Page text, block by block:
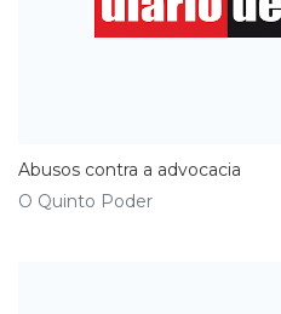
Abusos contra a advocacia
O Quinto Poder